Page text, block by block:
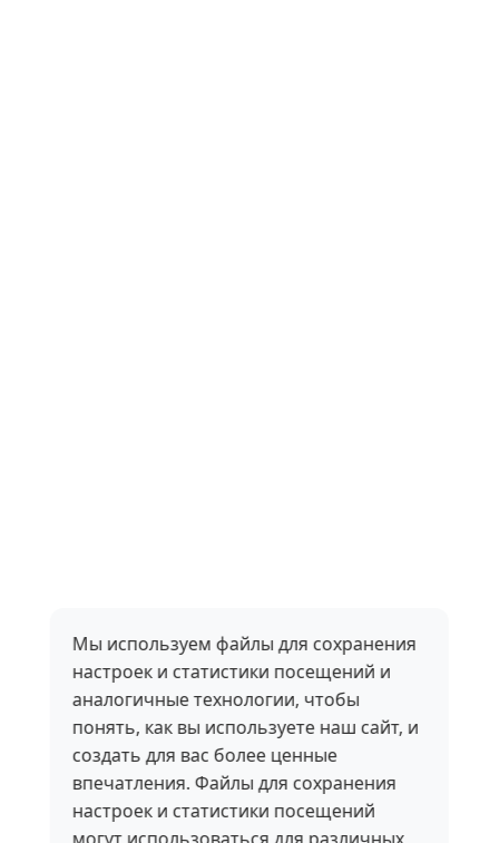
Мы используем файлы для сохранения
настроек и статистики посещений и
аналогичные технологии, чтобы
понять, как вы используете наш сайт, и
создать для вас более ценные
впечатления. Файлы для сохранения
настроек и статистики посещений